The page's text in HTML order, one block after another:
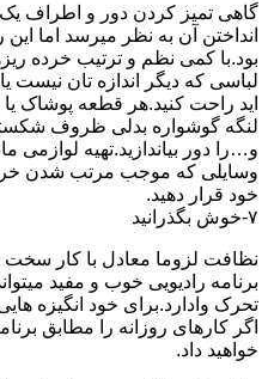
گاهی تمیز کردن دور و اطراف
انداختن آن به نظر میرسد اما
بود.با کمی نظم و ترتیب خرده
لباسی که دیگر اندازه تان نیست
اید راحت کنید.هر قطعه پوشاک
لنگه گوشواره بدلی ظروف
و…را دور بیاندازید.تهیه
وسایلی که موجب مرتب شدن
خود قرار دهید.
۷-خوش بگذرانید
نظافت لزوما معادل با کار
برنامه رادیویی خوب و مفید
تحرک وادارد.برای خود انگیزه
اگر کارهای روزانه را مطابق
خواهید داد.